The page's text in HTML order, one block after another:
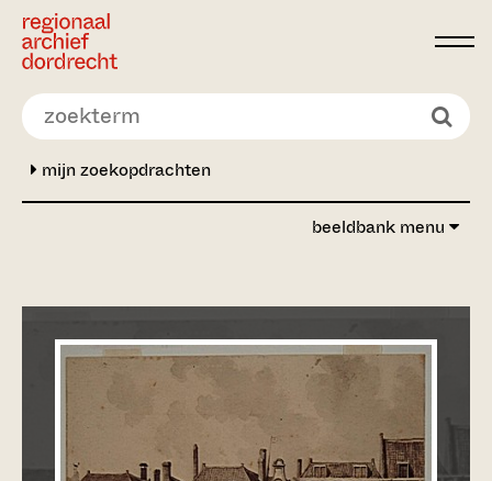
Ga direct naar de inhoud
mijn zoekopdrachten
beeldbank menu